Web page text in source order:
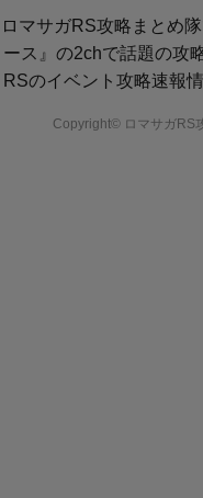
ロマサガRS攻略まとめ
ース』の2chで話題の攻
RSのイベント攻略速報
Copyright© ロマサガRS